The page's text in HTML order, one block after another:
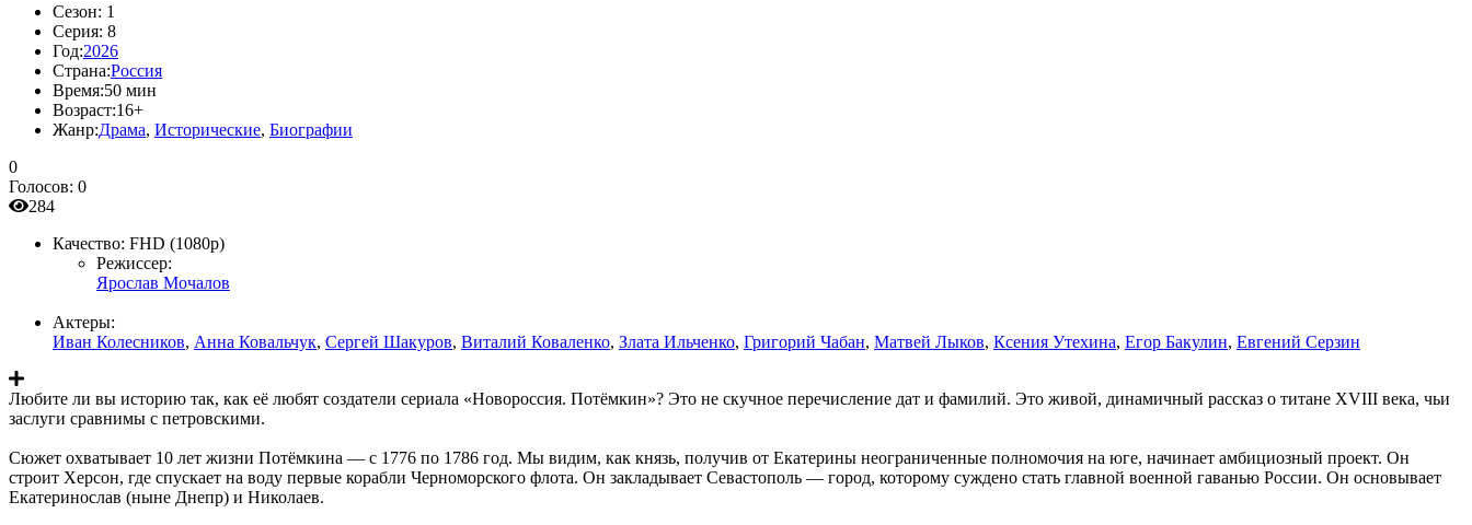
Сезон: 1
Серия: 8
Год:2026
Страна:Россия
Время:50 мин
Возраст:16+
Жанр:Драма, Исторические, Биографии
0
Голосов: 0
284
Качество: FHD (1080p)
Режиссер:
Ярослав Мочалов
Актеры:
Иван Колесников, Анна Ковальчук, Сергей Шакуров, Виталий Коваленко, Злата Ильченко, Григорий Чабан, Матвей Лыков, Ксения Утехина, Егор Бакулин, Евгений Серзин
Любите ли вы историю так, как её любят создатели сериала «Новороссия. Потёмкин»? Это не скучное перечисление дат и фамилий. Это живой, динамичный рассказ о титане XVIII века, чьи
заслуги сравнимы с петровскими.
Сюжет охватывает 10 лет жизни Потёмкина — с 1776 по 1786 год. Мы видим, как князь, получив от Екатерины неограниченные полномочия на юге, начинает амбициозный проект. Он
строит Херсон, где спускает на воду первые корабли Черноморского флота. Он закладывает Севастополь — город, которому суждено стать главной военной гаванью России. Он основывает
Екатеринослав (ныне Днепр) и Николаев.